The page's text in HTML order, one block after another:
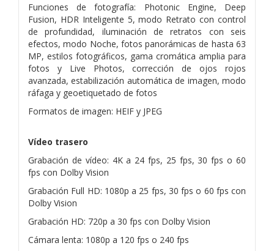
Funciones de fotografía: Photonic Engine, Deep
Fusion, HDR Inteligente 5, modo Retrato con control
de profundidad, iluminación de retratos con seis
efectos, modo Noche, fotos panorámicas de hasta 63
MP, estilos fotográficos, gama cromática amplia para
fotos y Live Photos, corrección de ojos rojos
avanzada, estabilización automática de imagen, modo
ráfaga y geoetiquetado de fotos
Formatos de imagen: HEIF y JPEG
Vídeo trasero
Grabación de vídeo: 4K a 24 fps, 25 fps, 30 fps o 60
fps con Dolby Vision
Grabación Full HD: 1080p a 25 fps, 30 fps o 60 fps con
Dolby Vision
Grabación HD: 720p a 30 fps con Dolby Vision
Cámara lenta: 1080p a 120 fps o 240 fps